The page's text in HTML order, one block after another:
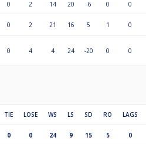
0 2 14 20 -6 0 0
0 2 21 16 5 1 0
0 4 4 24 -20 0 0
TIE LOSE WS LS SD RO LAGS
0 0 24 9 15 5 0